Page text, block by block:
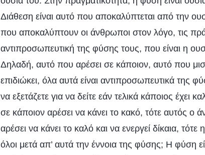
Διάθεση είναι αυτό που αποκαλύπτεται από την
που αποκαλύπτουν οι άνθρωποι στον λόγο, τις
αντιπροσωπευτική της φύσης τους, που είναι η
Δηλαδή, αυτό που αρέσει σε κάποιον, αυτό που
επιδιώκει, όλα αυτά είναι αντιπροσωπευτικά της
να εξετάζετε για να δείτε εάν τελικά κάποιος
σε κάποιον αρέσει να κάνει το κακό, τότε αυτός
αρέσει να κάνει το καλό και να ενεργεί δίκαια,
όλοι μετά απ’ αυτά την έννοια της φύσης; Η φύση